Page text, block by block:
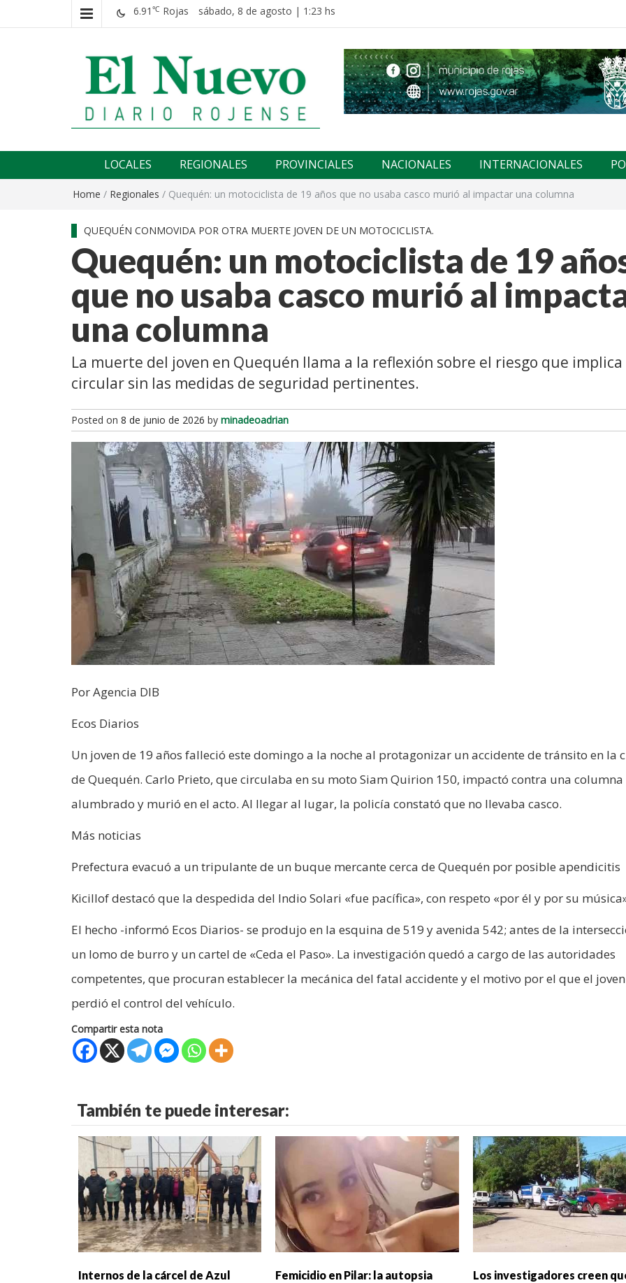
6.91 ℃ Rojas sábado, 8 de agosto | 1:23 hs
El nuevo rojense
LOCALES REGIONALES PROVINCIALES NACIONALES INTERNACIONALES
Home / Regionales / Quequén: un motociclista de 19 años que no usaba casco murió al impactar una columna
QUEQUÉN CONMOVIDA POR OTRA MUERTE JOVEN DE UN MOTOCICLISTA.
Quequén: un motociclista de 19
que no usaba casco murió al
una columna
La muerte del joven en Quequén llama a la reflexión sobre el riesgo que implica
circular sin las medidas de seguridad pertinentes.
Posted on 8 de junio de 2026 by minadeoadrian
Por Agencia DIB
Ecos Diarios
Un joven de 19 años falleció este domingo a la noche al protagonizar un accidente de tránsito en la
de Quequén. Carlo Prieto, que circulaba en su moto Siam Quirion 150, impactó contra una columna
alumbrado y murió en el acto. Al llegar al lugar, la policía constató que no llevaba casco.
Más noticias
Prefectura evacuó a un tripulante de un buque mercante cerca de Quequén por posible apendicitis
Kicillof destacó que la despedida del Indio Solari «fue pacífica», con respeto «por él y por su
El hecho -informó Ecos Diarios- se produjo en la esquina de 519 y avenida 542; antes de la
un lomo de burro y un cartel de «Ceda el Paso». La investigación quedó a cargo de las autoridades
competentes, que procuran establecer la mecánica del fatal accidente y el motivo por el que el joven
perdió el control del vehículo.
Compartir esta nota
También te puede interesar:
Internos de la cárcel de Azul
Femicidio en Pilar: la autopsia
Los investigadores creen